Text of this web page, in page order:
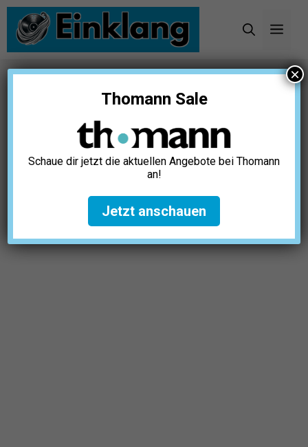
Zum
Inhalt
springen
Karaoke Songs aller Zeiten
11 beste Italienische Karaoke
Songs aller Zeiten
Juli 22, 2026
Thomann Sale
Schaue dir jetzt die aktuellen Angebote bei Thomann
an!
Jetzt anschauen
×